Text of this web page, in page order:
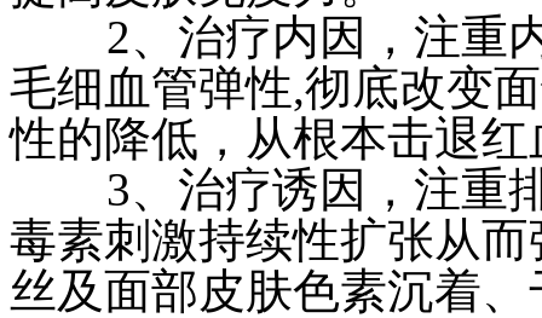
2、治疗内因，注重内
毛细血管弹性,彻底改变
性的降低，从根本击退
3、治疗诱因，注重排
毒素刺激持续性扩张从
丝及面部皮肤色素沉着